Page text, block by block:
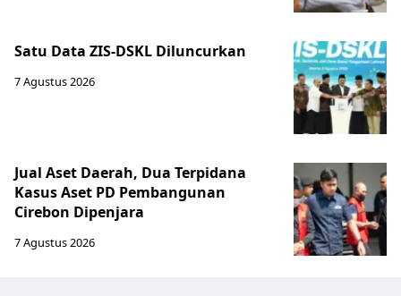
Satu Data ZIS-DSKL Diluncurkan
7 Agustus 2026
Jual Aset Daerah, Dua Terpidana
Kasus Aset PD Pembangunan
Cirebon Dipenjara
7 Agustus 2026